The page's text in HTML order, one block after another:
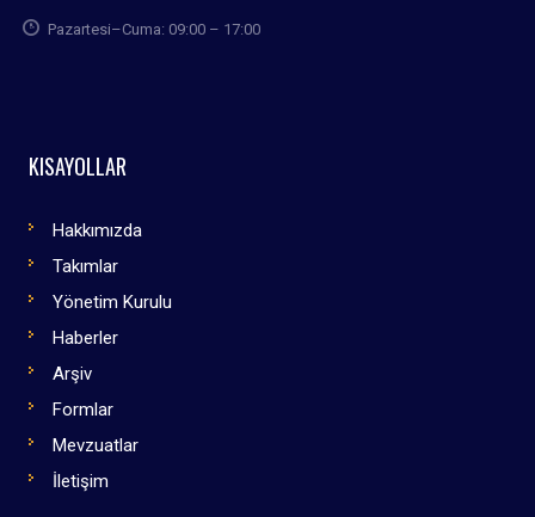
Pazartesi–Cuma: 09:00 – 17:00
KISAYOLLAR
Hakkımızda
Takımlar
Yönetim Kurulu
Haberler
Arşiv
Formlar
Mevzuatlar
İletişim